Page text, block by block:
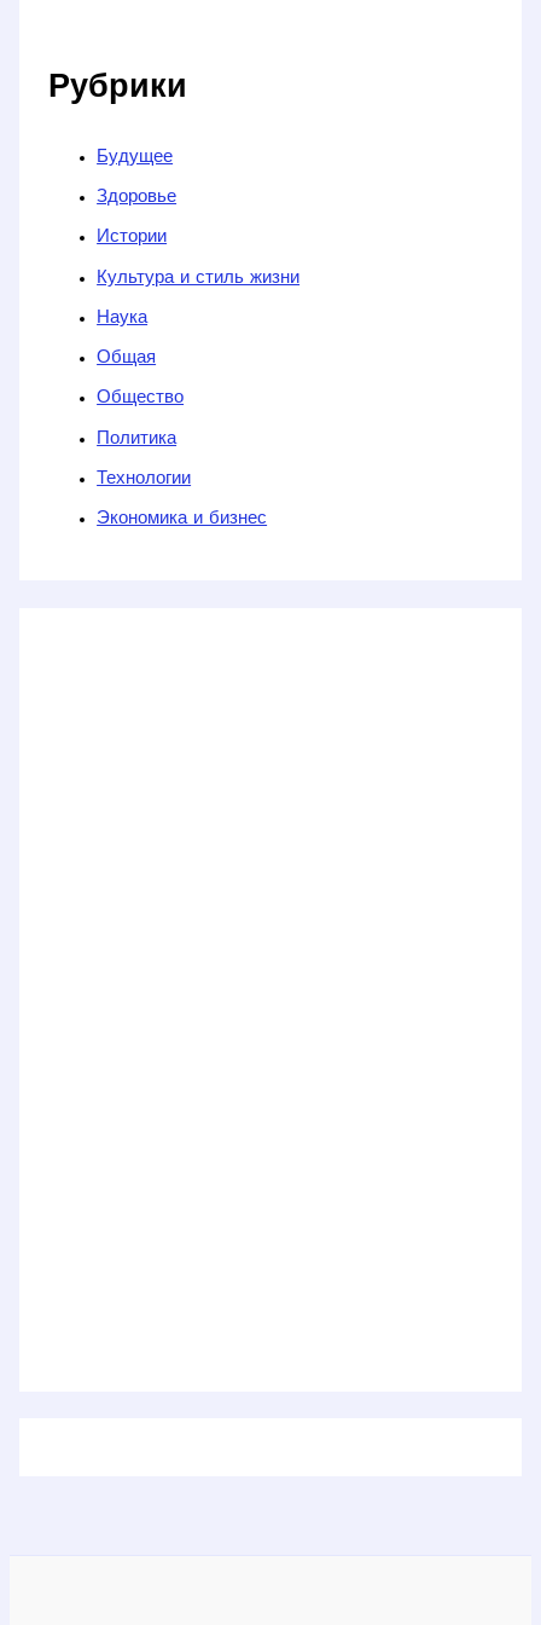
Рубрики
Будущее
Здоровье
Истории
Культура и стиль жизни
Наука
Общая
Общество
Политика
Технологии
Экономика и бизнес